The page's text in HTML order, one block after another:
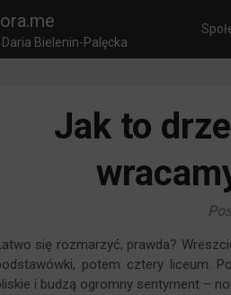
Daria Bielenin-Palęcka
Jak to
się rozmarzyć, prawda?
potem cztery liceum.
i budzą ogromny sentyment –